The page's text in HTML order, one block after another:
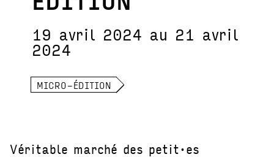
19 avril 2024 au 21 avril
2024
MICRO-ÉDITION
Véritable marché des petit·es